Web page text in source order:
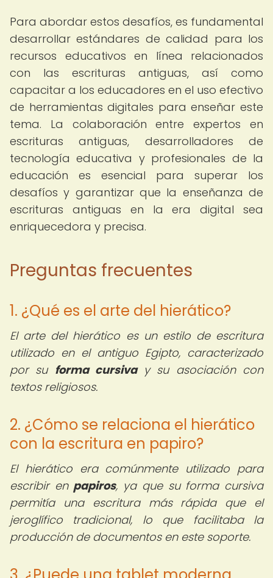
Para abordar estos desafíos, es fundamental
desarrollar estándares de calidad para los
recursos educativos en línea relacionados
con las escrituras antiguas, así como
capacitar a los educadores en el uso efectivo
de herramientas digitales para enseñar este
tema. La colaboración entre expertos en
escrituras antiguas, desarrolladores de
tecnología educativa y profesionales de la
educación es esencial para superar los
desafíos y garantizar que la enseñanza de
escrituras antiguas en la era digital sea
enriquecedora y precisa.
Preguntas frecuentes
1. ¿Qué es el arte del hierático?
El arte del hierático es un estilo de escritura
utilizado en el antiguo Egipto, caracterizado
por su forma cursivay su asociación con
textos religiosos.
2. ¿Cómo se relaciona el hierático
con la escritura en papiro?
El hierático era comúnmente utilizado para
escribir en papiros, ya que su forma cursiva
permitía una escritura más rápida que el
jeroglífico tradicional, lo que facilitaba la
producción de documentos en este soporte.